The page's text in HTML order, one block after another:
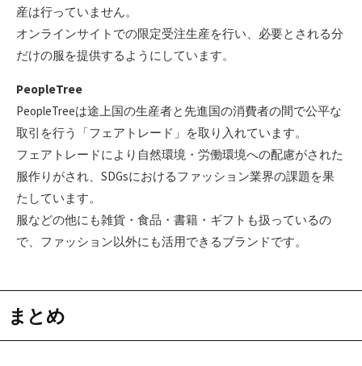
産は行っていません。
オンラインサイトでの限定受注生産を行い、必要とされる分
だけの服を提供するようにしています。
PeopleTree
PeopleTreeは途上国の生産者と先進国の消費者の間で公平な
取引を行う「フェアトレード」を取り入れています。
フェアトレードにより自然環境・労働環境への配慮がされた
服作りがされ、SDGsにおけるファッション業界の課題を果
たしています。
服などの他にも雑貨・食品・書籍・ギフトも扱っているの
で、ファッション以外にも活用できるブランドです。
まとめ